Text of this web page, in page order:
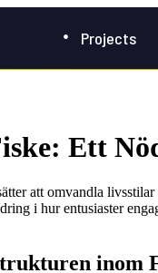
Projects
Ett
att omvandla
i hur entusiaster
inom